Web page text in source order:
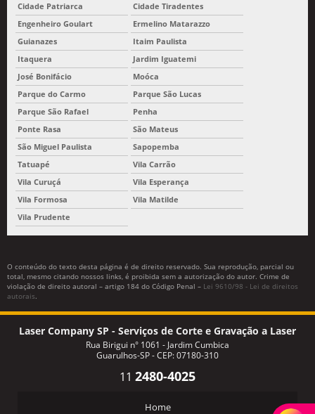
Cidade Patriarca
Cidade Tiradentes
Engenheiro Goulart
Ermelino Matarazzo
Guianazes
Itaim Paulista
Itaquera
Jardim Iguatemi
José Bonifácio
Moóca
Parque do Carmo
Parque São Lucas
Parque São Rafael
Penha
Ponte Rasa
São Mateus
São Miguel Paulista
Sapopemba
Tatuapé
Vila Carrão
Vila Curuçá
Vila Esperança
Vila Formosa
Vila Matilde
Vila Prudente
O conteúdo do texto desta página é de direito reservado. Sua reprodução, parcial ou
total, mesmo citando nossos links, é proibida sem a autorização do autor. Crime de
violação de direito autoral – artigo 184 do Código Penal – Lei 9610/98 - Lei de direitos
autorais.
Laser Company SP - Serviços de Corte e Gravação a Laser
Rua Birigui n° 1061 - Jardim Cumbica
Guarulhos-SP - CEP: 07180-310
11 2480-4025
Home